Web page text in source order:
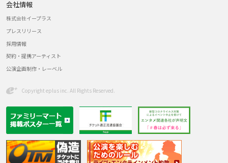
会社情報
株式会社イープラス
プレスリリース
採用情報
契約・提携アーティスト
公演企画制作・レーベル
Copyright eplus inc. All Rights Reserved.